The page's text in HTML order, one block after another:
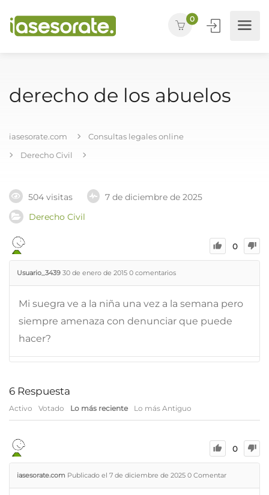
0
derecho de los abuelos
iasesorate.com
Consultas legales online
Derecho Civil
504 visitas
7 de diciembre de 2025
Derecho Civil
0
Usuario_3439 30 de enero de 2015 0 comentarios
Mi suegra ve a la niña una vez a la semana pero
siempre amenaza con denunciar que puede
hacer?
6 Respuesta
Activo Votado Lo más reciente Lo más Antiguo
0
iasesorate.com Publicado el 7 de diciembre de 2025 0 Comentar